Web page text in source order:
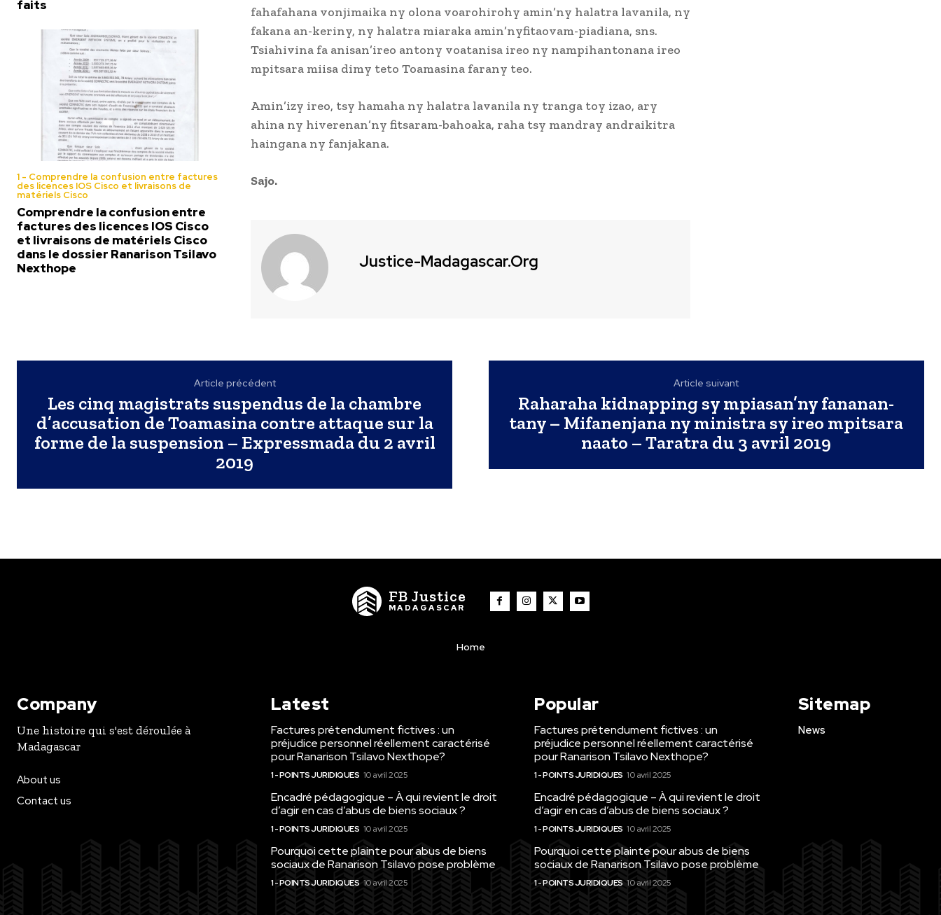
faits
1 - Comprendre la confusion entre factures
des licences IOS Cisco et livraisons de
matériels Cisco
Comprendre la confusion entre
factures des licences IOS Cisco
et livraisons de matériels Cisco
dans le dossier Ranarison Tsilavo
Nexthope
fahafahana vonjimaika ny olona voarohirohy amin’ny halatra lavanila, ny
fakana an-keriny, ny halatra miaraka amin’nyfitaovam-piadiana, sns.
Tsiahivina fa anisan’ireo antony voatanisa ireo ny nampihantonana ireo
mpitsara miisa dimy teto Toamasina farany teo.
Amin’izy ireo, tsy hamaha ny halatra lavanila ny tranga toy izao, ary
ahina ny hiverenan’ny fitsaram-bahoaka, raha tsy mandray andraikitra
haingana ny fanjakana.
Sajo.
Justice-Madagascar.org
Article précédent
Les cinq magistrats suspendus de la chambre
d’accusation de Toamasina contre attaque sur la
forme de la suspension – Expressmada du 2 avril
2019
Article suivant
Raharaha kidnapping sy mpiasan’ny fananan-
tany – Mifanenjana ny ministra sy ireo mpitsara
naato – Taratra du 3 avril 2019
FB Justice
MADAGASCAR
Home
Company
Une histoire qui s'est déroulée à
Madagascar
About us
Contact us
Latest
Factures prétendument fictives : un
préjudice personnel réellement caractérisé
pour Ranarison Tsilavo Nexthope?
1 - POINTS JURIDIQUES 10 avril 2025
Encadré pédagogique – À qui revient le droit
d’agir en cas d’abus de biens sociaux ?
1 - POINTS JURIDIQUES 10 avril 2025
Pourquoi cette plainte pour abus de biens
sociaux de Ranarison Tsilavo pose problème
1 - POINTS JURIDIQUES 10 avril 2025
Popular
Factures prétendument fictives : un
préjudice personnel réellement caractérisé
pour Ranarison Tsilavo Nexthope?
1 - POINTS JURIDIQUES 10 avril 2025
Encadré pédagogique – À qui revient le droit
d’agir en cas d’abus de biens sociaux ?
1 - POINTS JURIDIQUES 10 avril 2025
Pourquoi cette plainte pour abus de biens
sociaux de Ranarison Tsilavo pose problème
1 - POINTS JURIDIQUES 10 avril 2025
Sitemap
News